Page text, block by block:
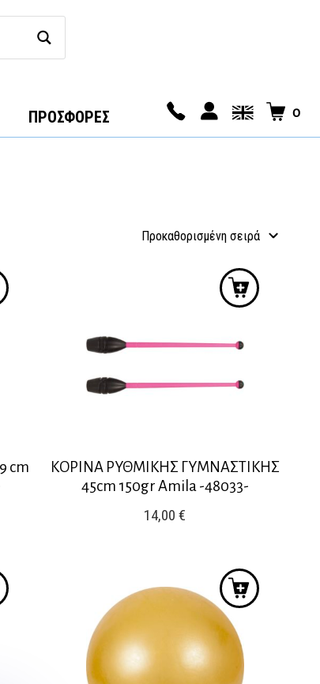
ΠΡΟΣΦΟΡΕΣ 0
cm
ΚΟΡΙΝΑ ΡΥΘΜΙΚΗΣ ΓΥΜΝΑΣΤΙΚΗΣ
45cm 150gr Amila -48033-
14,00€